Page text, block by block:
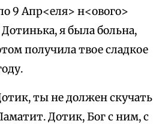
9 Апр<еля> н<ового>
я была больна,
получила твое сладкое
ты не должен скучать
Дотик, Бог с ним, с